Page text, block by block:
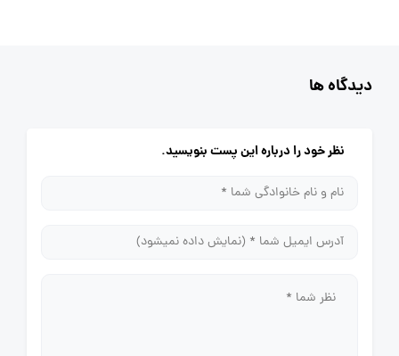
دیدگاه ها
نظر خود را درباره این پست بنویسید.